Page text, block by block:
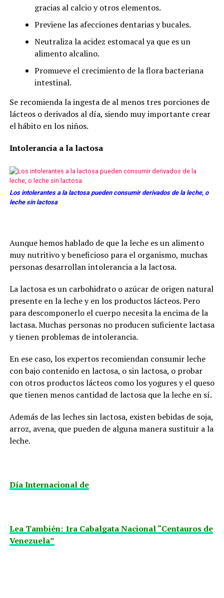
gracias al calcio y otros elementos.
Previene las afecciones dentarias y bucales.
Neutraliza la acidez estomacal ya que es un
alimento alcalino.
Promueve el crecimiento de la flora bacteriana
intestinal.
Se recomienda la ingesta de al menos tres porciones de
lácteos o derivados al día, siendo muy importante crear
el hábito en los niños.
Intolerancia a la lactosa
Los intolerantes a la lactosa pueden consumir derivados de la leche, o
leche sin lactosa
Aunque hemos hablado de que la leche es un alimento
muy nutritivo y beneficioso para el organismo, muchas
personas desarrollan intolerancia a la lactosa.
La lactosa es un carbohidrato o azúcar de origen natural
presente en la leche y en los productos lácteos. Pero
para descomponerlo el cuerpo necesita la encima de la
lactasa. Muchas personas no producen suficiente lactasa
y tienen problemas de intolerancia.
En ese caso, los expertos recomiendan consumir leche
con bajo contenido en lactosa, o sin lactosa, o probar
con otros productos lácteos como los yogures y el queso
que tienen menos cantidad de lactosa que la leche en sí.
Además de las leches sin lactosa, existen bebidas de soja,
arroz, avena, que pueden de alguna manera sustituir a la
leche.
Día Internacional de
Lea También: 1ra Cabalgata Nacional “Centauros de
Venezuela”